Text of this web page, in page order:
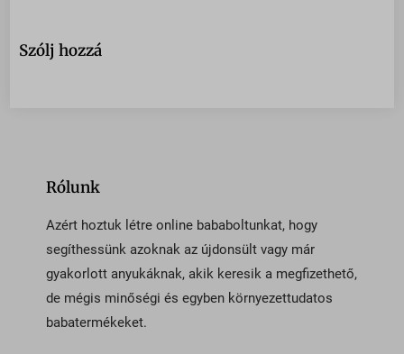
Szólj hozzá
Rólunk
Azért hoztuk létre online bababoltunkat, hogy
segíthessünk azoknak az újdonsült vagy már
gyakorlott anyukáknak, akik keresik a megfizethető,
de mégis minőségi és egyben környezettudatos
babatermékeket.
ipapi.co
onsite.optimonk.com
static.xx.fbcdn.net
web.facebook.com